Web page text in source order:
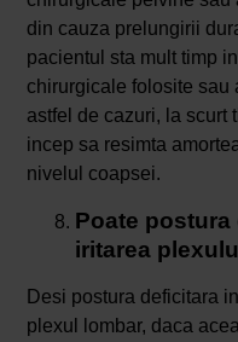
din cauza prelungirii
pacientul sta mult timp
chirurgicale folosite sau
astfel de cazuri, la scurt
incep sa resimta
nivelul coapsei.
Poate postura
iritarea
Desi postura deficitara
plexul lombar, daca